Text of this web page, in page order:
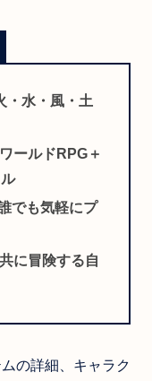
・水・風・土
ールドRPG＋
でも気軽にプ
に冒険する自
の詳細、キャラク